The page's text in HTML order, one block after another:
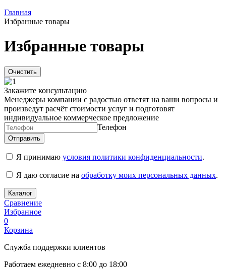
Главная
Избранные товары
Избранные товары
Очистить
Закажите консультацию
Менеджеры компании с радостью ответят на ваши вопросы и
произведут расчёт стоимости услуг и подготовят
индивидуальное коммерческое предложение
Телефон
Я принимаю условия политики конфиденциальности.
Я даю согласие на обработку моих персональных данных.
Каталог
Сравнение
Избранное
0
Корзина
Служба поддержки клиентов
Работаем ежедневно с 8:00 до 18:00